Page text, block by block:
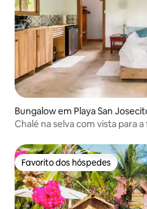
Bungalow em Playa San
Chalé na selva com vista para
Favorito dos hóspedes
Favorito dos hóspedes